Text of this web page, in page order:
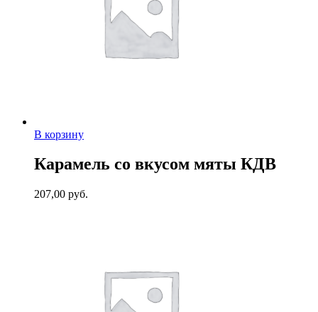
В корзину
Карамель со вкусом мяты КДВ
207,00 руб.